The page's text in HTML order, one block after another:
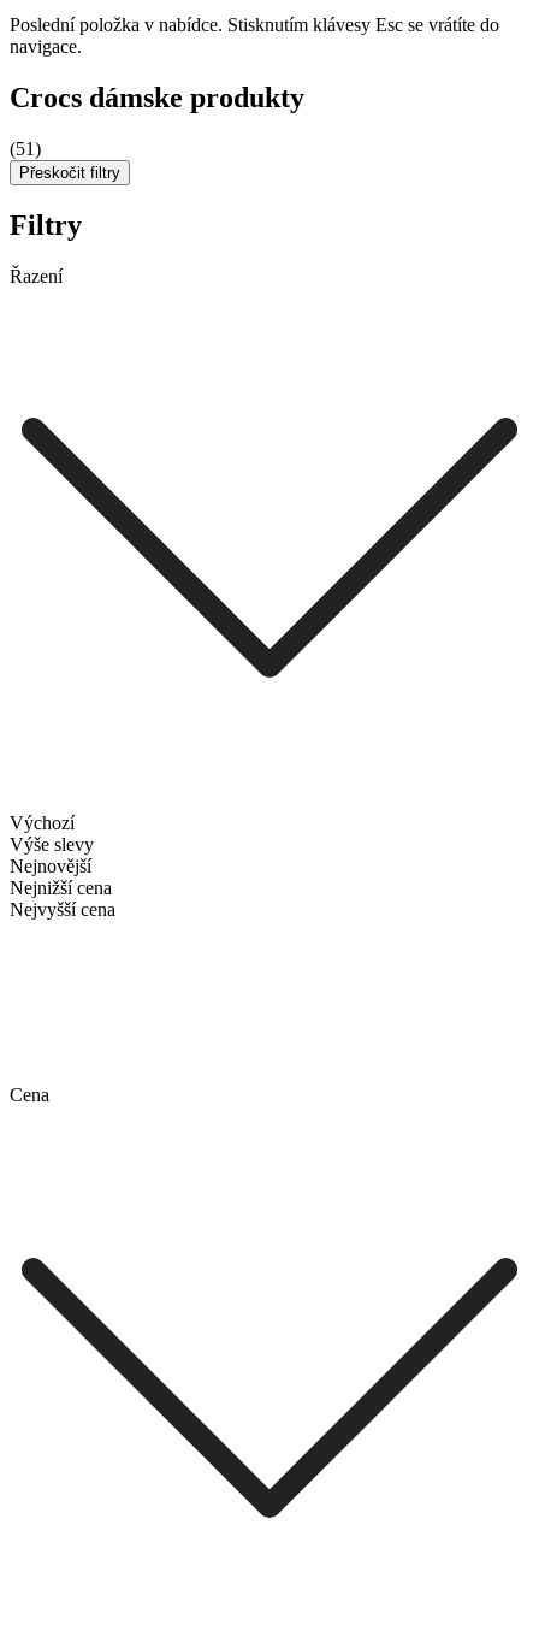
Poslední položka v nabídce. Stisknutím klávesy Esc se vrátíte do
navigace.
Crocs dámske produkty
(51)
Přeskočit filtry
Filtry
Řazení
Výchozí
Výše slevy
Nejnovější
Nejnižší cena
Nejvyšší cena
Cena